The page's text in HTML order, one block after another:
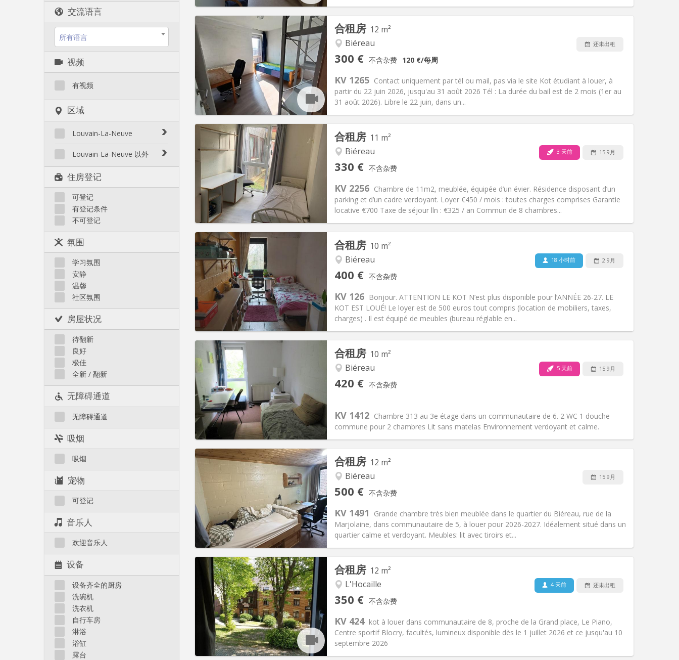
交流语言
所有语言
视频
有视频
区域
Louvain-La-Neuve
Biéreau
Centre
L'Hocaille
La Baraque
Lauzelle
Les Bruyères
Louvain-La-Neuve 以外
Court-St.-Étienne
Gembloux
Genappe
Mont-Saint-Guibert
Nivelles
Ottignies
Rixensart
Walhain
Wavre
其他
住房登记
可登记
有登记条件
不可登记
氛围
学习氛围
安静
温馨
社区氛围
房屋状况
待翻新
良好
极佳
全新 / 翻新
无障碍通道
无障碍通道
吸烟
吸烟
宠物
可登记
音乐人
欢迎音乐人
设备
设备齐全的厨房
洗碗机
洗衣机
自行车房
淋浴
浴缸
露台
合租房 12 m²
Biéreau
300 € 不含杂费 120 €/每周
还未出租
KV 1265 Contact uniquement par tél ou mail, pas via le site Kot étudiant à louer, à
partir du 22 juin 2026, jusqu'au 31 août 2026 Tél : La durée du bail est de 2 mois (1er au
31 août 2026). Libre le 22 juin, dans un...
实用信息
租金:300 €
水电费:75 €
租期: 暑假, 月租, 周租
住房登记:
布局
浴室:独立
面积:12 m2
氛围:学习氛围, 社区氛围, 温馨
合租房 11 m²
Biéreau
330 € 不含杂费
3 天前 15 9月
KV 2256 Chambre de 11m2, meublée, équipée d’un évier. Résidence disposant d’un
parking et d’un cadre verdoyant. Loyer €450 / mois : toutes charges comprises Garantie
locative €700 Taxe de séjour lln : €325 / an Commun de 8 chambres...
实用信息
租金:330 €
水电费: 120 €
12个月
住房登记: 否
布局
浴室:共用
面积:11 m2
其他
氛围:学习氛围, 社区氛围
合租房 10 m²
Biéreau
400 € 不含杂费
18 小时前 2 9月
KV 126 Bonjour. ATTENTION LE KOT N’est plus disponible pour l’ANNÉE 26-27. LE
KOT EST LOUÉ! Le loyer est de 500 euros tout compris (location de mobiliers, taxes,
charges) . Il est équipé de meubles (bureau réglable en...
实用信息
租金:400 €
水电费:100 €
租期:12个月
住房登记:否
布局
浴室:共用
面积:10 m2
其他
氛围: 社区氛围, 安静, 学习氛围
合租房 10 m²
Biéreau
420 € 不含杂费
5 天前 15 9月
KV 1412 Chambre 313 au 3e étage dans un communautaire de 6. 2 WC 1 douche
commune pour 2 chambres Lit sans matelas Environnement verdoyant et calme.
实用信息
租金:420 €
水电费:80 €
租期:12个月
住房登记:否
布局
面积:10 m2
其他
合租房 12 m²
Biéreau
500 € 不含杂费
15 9月
KV 1491
Grande chambre très bien meublée dans le quartier du Biéreau, rue de la
Marjolaine, dans communautaire de 5, à louer pour 2026-2027. Idéalement situé dans un
quartier calme et verdoyant. Meubles: lit avec tiroirs et...
实用信息
租金:500 €
水电费: 0 €
住房登记: 否
布局
浴室:共用
面积:12 m2
其他
氛围:安静, 学习氛围
合租房 12 m²
L'Hocaille
350 € 不含杂费
4 天前 还未出租
KV 424 kot à louer dans communautaire de 8, proche de la Grand place, Le Piano,
Centre sportif Blocry, facultés, lumineux disponible dès le 1 juillet 2026 et ce jusqu'au 10
septembre 2026
实用信息
租金:350 €
水电费:10 €
租期:暑假, 月租
住房登记:否
布局
浴室:共用
面积:12 m2
氛围:学习氛围, 社区氛围